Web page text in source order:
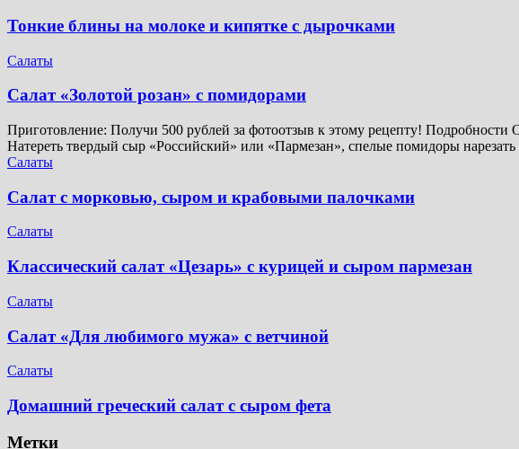
Тонкие блины на молоке и кипятке с дырочками
Салаты
Салат «Золотой розан» с помидорами
Приготовление: Получи 500 рублей за фотоотзыв к этому рецепту!
Натереть твердый сыр «Российский» или «Пармезан», спелые помидоры
Салаты
Салат с морковью, сыром и крабовыми палочками
Салаты
Классический салат «Цезарь» с курицей и сыром пармезан
Салаты
Салат «Для любимого мужа» с ветчиной
Салаты
Домашний греческий салат с сыром фета
Метки